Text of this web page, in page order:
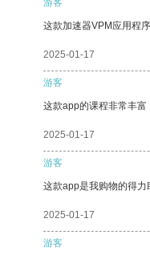
游客
这款加速器VPM应用程
2025-01-17
游客
这款app的课程非常丰富
2025-01-17
游客
这款app是我购物的得力
2025-01-17
游客